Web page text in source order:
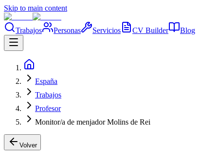
Skip to main content
Trabajos Personas Servicios CV Builder Blog
España
Trabajos
Profesor
Monitor/a de menjador Molins de Rei
Volver